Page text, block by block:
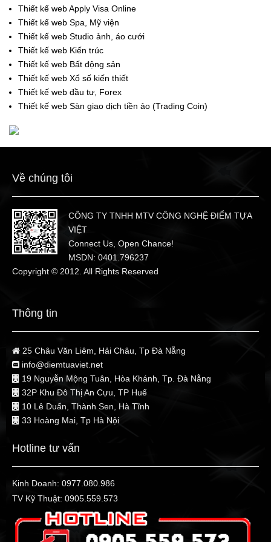
Thiết kế web Apply Visa Online
Thiết kế web Spa, Mỹ viện
Thiết kế web Studio ảnh, áo cưới
Thiết kế web Kiến trúc
Thiết kế web Bất động sản
Thiết kế web Xổ số kiến thiết
Thiết kế web đầu tư, Forex
Thiết kế web Sàn giao dịch tiền ảo (Trading Coin)
Về chúng tôi
CÔNG TY TNHH MTV CÔNG NGHỆ ĐIỂM TỰA
VIỆT
Connect Us, Open Chance!
MSDN: 0401.796237
Copyright © 2012. All Rights Reserved
Thông tin
25 Châu Văn Liêm, Hải Châu, Tp Đà Nẵng
info@diemtuaviet.net
19 Nguyễn Mộng Tuân, Hòa Khánh, Tp. Đà Nẵng
32P Khu Đô Thị An Cựu, TP Huế
10 Lê Duẩn, Thành Sen, Hà Tĩnh
33 Hoàng Mai, Tp Hà Nội
Hotline tư vấn
Kinh Doanh: 0977.080.986
TV Kỹ Thuật: 0905.559.573